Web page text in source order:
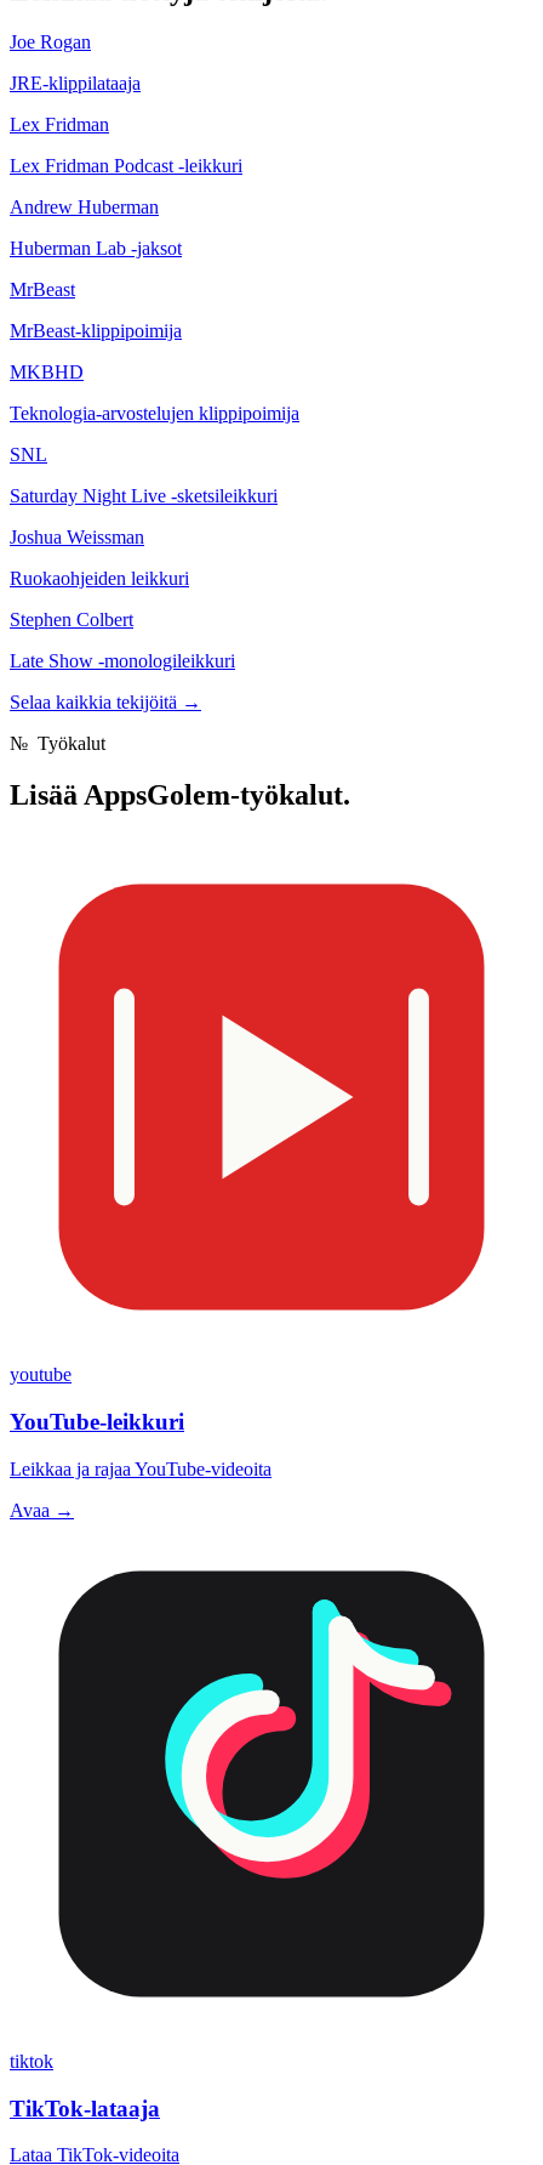
Joe Rogan
JRE-klippilataaja
Lex Fridman
Lex Fridman Podcast -leikkuri
Andrew Huberman
Huberman Lab -jaksot
MrBeast
MrBeast-klippipoimija
MKBHD
Teknologia-arvostelujen klippipoimija
SNL
Saturday Night Live -sketsileikkuri
Joshua Weissman
Ruokaohjeiden leikkuri
Stephen Colbert
Late Show -monologileikkuri
Selaa kaikkia tekijöitä →
№ Työkalut
Lisää AppsGolem-työkalut.
youtube
YouTube-leikkuri
Leikkaa ja rajaa YouTube-videoita
Avaa →
tiktok
TikTok-lataaja
Lataa TikTok-videoita